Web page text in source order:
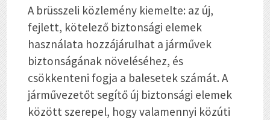
A brüsszeli közlemény kiemelte: az új,
fejlett, kötelező biztonsági elemek
használata hozzájárulhat a járművek
biztonságának növeléséhez, és
csökkenteni fogja a balesetek számát. A
járművezetőt segítő új biztonsági elemek
között szerepel, hogy valamennyi közúti